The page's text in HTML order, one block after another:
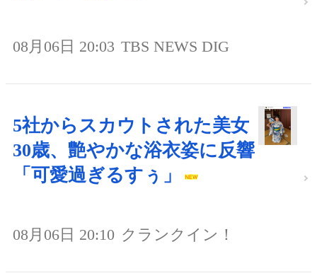
08月06日 20:03 TBS NEWS DIG
5社からスカウトされた美女
30歳、艶やかな浴衣姿に反響
「可愛過ぎるすぅ」
08月06日 20:10 クランクイン！